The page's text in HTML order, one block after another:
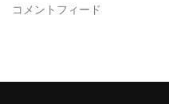
コメントフィード